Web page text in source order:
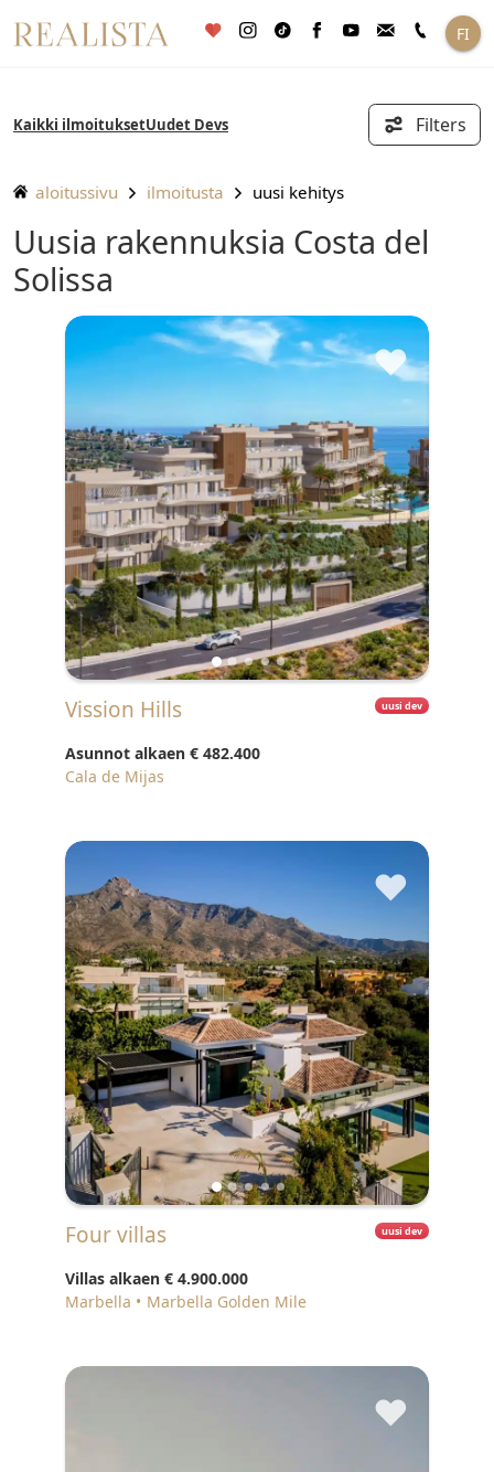
sisältöön
FI
Kaikki ilmoitukset Uudet Devs Filters
aloitussivu ilmoitusta uusi kehitys
Uusia rakennuksia Costa del
Solissa
♥
uusi dev
Vission Hills
Asunnot alkaen € 482.400
Cala de Mijas
♥
uusi dev
Four villas
Villas alkaen € 4.900.000
Marbella
Marbella Golden Mile
♥